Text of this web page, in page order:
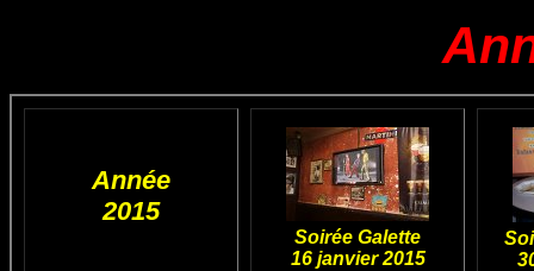
Année
2015
Soirée Galette
16 janvier 2015